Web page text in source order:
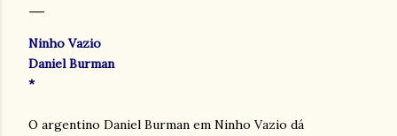
Ninho Vazio
Daniel Burman
*
O argentino Daniel Burman em Ninho Vazio dá